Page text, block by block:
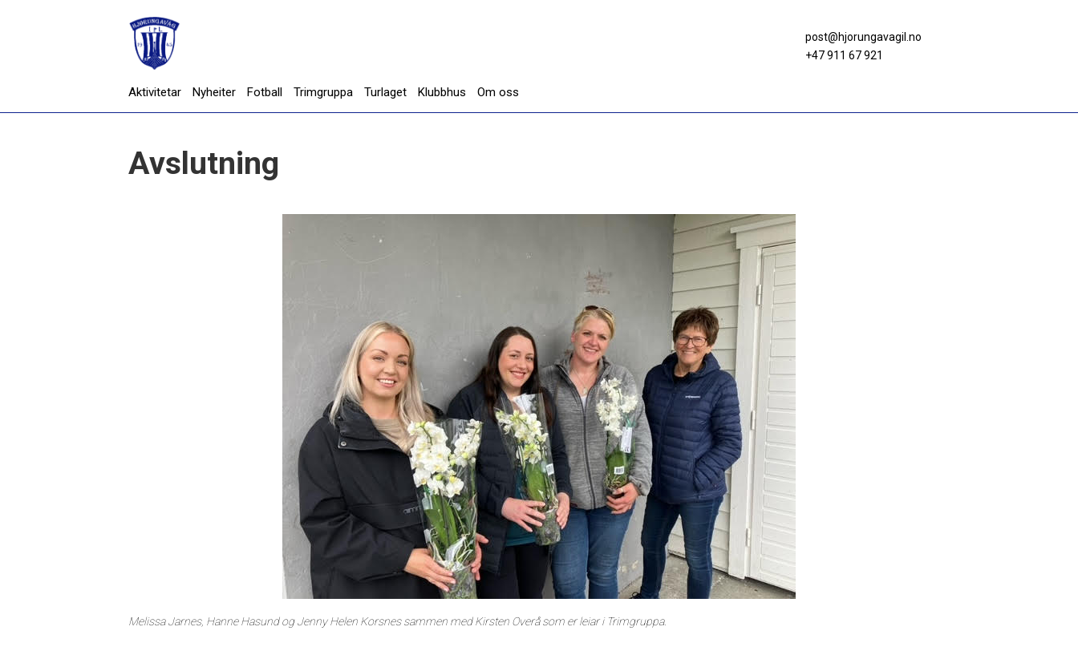
post@hjorungavagil.no
+47 911 67 921
Aktivitetar Nyheiter Fotball Trimgruppa Turlaget Klubbhus Om oss
Melissa Jarnes, Hanne Hasund og Jenny Helen Korsnes sammen med Kirsten Overå som er leiar i Trimgruppa.
Avslutning